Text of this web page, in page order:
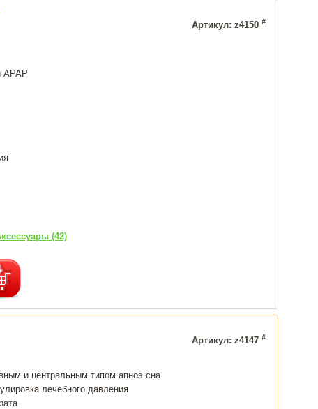
Артикул: z4150 #
APAP
(42)
Артикул: z4147 #
и центральным типом апноэ сна
лечебного давления